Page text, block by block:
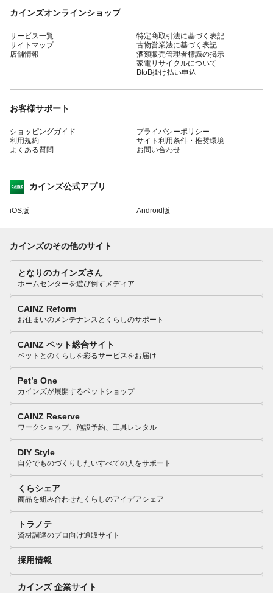
カインズオンラインショップ
サービス一覧
サイトマップ
店舗情報
特定商取引法に基づく表記
古物営業法に基づく表記
酒類販売管理者標識の掲示
家電リサイクルについて
BtoB掛け払い申込
お客様サポート
ショッピングガイド
利用規約
よくある質問
プライバシーポリシー
サイト利用条件・推奨環境
お問い合わせ
カインズ公式アプリ
iOS版 Android版
カインズのその他のサイト
となりのカインズさん
ホームセンターを遊び倒すメディア
CAINZ Reform
お住まいのメンテナンスとくらしのサポート
CAINZ ペット総合サイト
ペットとのくらしを彩るサービスをお届け
Pet’s One
カインズが展開するペットショップ
CAINZ Reserve
ワークショップ、施設予約、工具レンタル
DIY Style
自分でものづくりしたいすべての人をサポート
くらシェア
商品を組み合わせたくらしのアイデアシェア
トラノテ
資材調達のプロ向け通販サイト
採用情報
カインズ 企業サイト